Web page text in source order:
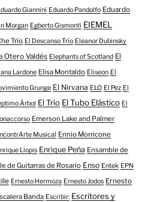
Giannini Eduardo Pandolfo Eduardo
Morgan Egberto Gismonti EIEMEL
Trío El Descanso Trío Eleanor Dubinsky
Otero Valdés Elephants of Scotland El
Lardone Elisa Montaldo Eliseon El
Grunge El Nirvana ELO El Pez El
Árbol El Trío El Tubo Elástico El
Emerson Lake and Palmer
Musical Ennio Morricone
Llopis Enrique Peña Ensamble de
de Guitarras de Rosario Enso Entek EPN
Ernesto Hermoza Ernesto Jodos Ernesto
Banda Escribir: Escritores y